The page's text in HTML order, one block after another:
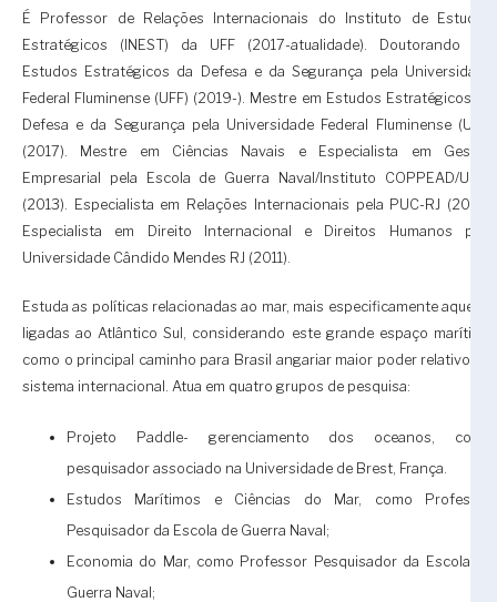
É Professor de Relações Internacionais do Instituto de Estudos
Estratégicos (INEST) da UFF (2017-atualidade). Doutorando em
Estudos Estratégicos da Defesa e da Segurança pela Universidade
Federal Fluminense (UFF) (2019-). Mestre em Estudos Estratégicos da
Defesa e da Segurança pela Universidade Federal Fluminense (UFF)
(2017). Mestre em Ciências Navais e Especialista em Gestão
Empresarial pela Escola de Guerra Naval/Instituto COPPEAD/UFRJ
(2013). Especialista em Relações Internacionais pela PUC-RJ (2012).
Especialista em Direito Internacional e Direitos Humanos pela
Universidade Cândido Mendes RJ (2011).
Estuda as políticas relacionadas ao mar, mais especificamente aquelas
ligadas ao Atlântico Sul, considerando este grande espaço marítimo
como o principal caminho para Brasil angariar maior poder relativo no
sistema internacional. Atua em quatro grupos de pesquisa:
Projeto Paddle- gerenciamento dos oceanos, como
pesquisador associado na Universidade de Brest, França.
Estudos Marítimos e Ciências do Mar, como Professor
Pesquisador da Escola de Guerra Naval;
Economia do Mar, como Professor Pesquisador da Escola de
Guerra Naval;